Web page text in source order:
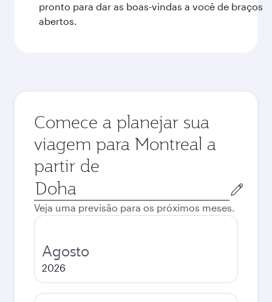
pronto para dar as boas-vindas a você de braços
abertos.
Comece a planejar sua
viagem para Montreal a
partir de
Cidade
de
origem
Veja uma previsão para os próximos meses.
Agosto
2026